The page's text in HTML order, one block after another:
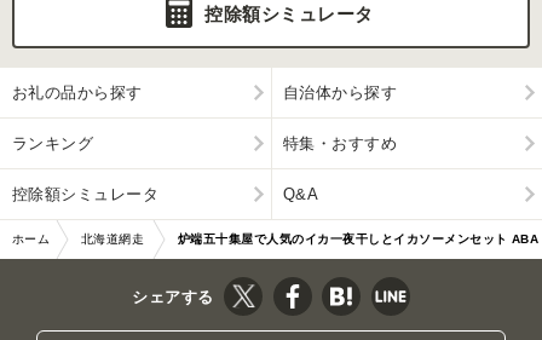
控除額シミュレータ
お礼の品から探す 自治体から探す
ランキング 特集・おすすめ
控除額シミュレータ Q&A
ホーム 北海道網走 炉端五十集屋で人気のイカ一夜干しとイカソーメンセット ABA
シェアする